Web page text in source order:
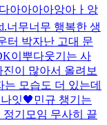
아아아아앙아ㅏ앙
너무너무 행복한 생
터 박자난 고대 문
이뿌다웃기는 사
이 많아서 올려보
모습도 더 있는데
잇🖤민규 챙기는
정기모임 무사히 끝